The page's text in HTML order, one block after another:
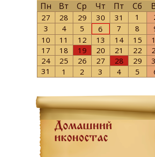
Пн
Вт Ср Чт Пт Сб
27 28 29 30 31 1
3
4 5 6 7 8
10
11 12 13 14 15
17
18 19 20 21 22
24
25 26 27 28 29
31
1 2 3 4 5
Домашний
иконостас